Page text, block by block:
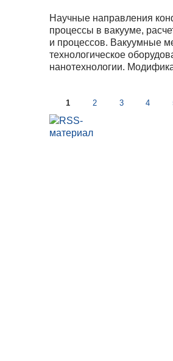
Научные направления
процессы в вакууме,
и процессов. Вакуумные
технологическое
нанотехнологии.
1 2 3 4